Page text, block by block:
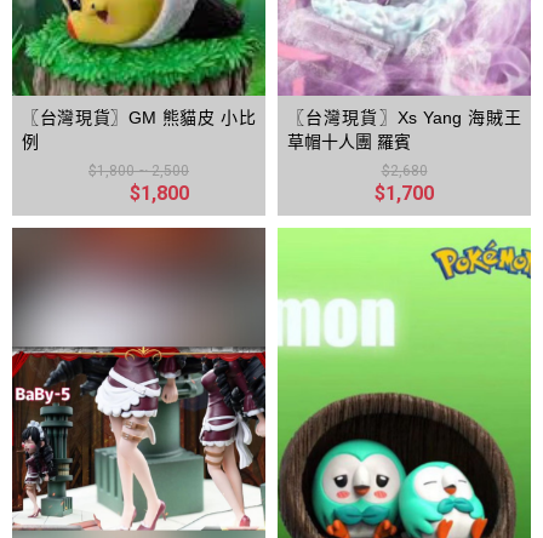
〖台灣現貨〗GM 熊貓皮 小比
例
$1,800 ~ 2,500
$1,800
〖台灣現貨〗Xs Yang 海賊王
草帽十人團 羅賓
$2,680
$1,700